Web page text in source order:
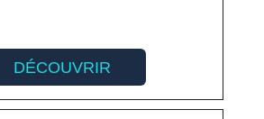
DÉCOUVRIR